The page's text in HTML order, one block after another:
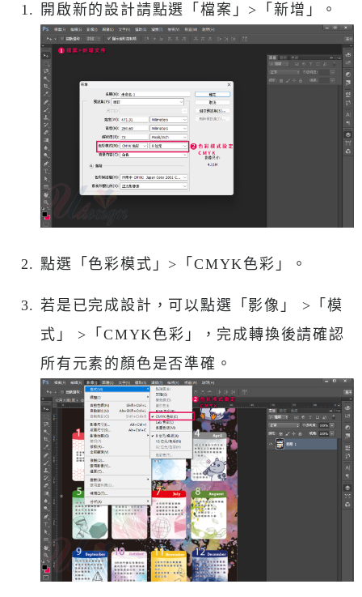
開啟新的設計請點選「檔案」>「新增」。
點選「色彩模式」>「CMYK色彩」。
若是已完成設計，可以點選「影像」 > 「模
式」
>「CMYK色彩」，完成轉換後請確認
所有元素的顏色是否準確。